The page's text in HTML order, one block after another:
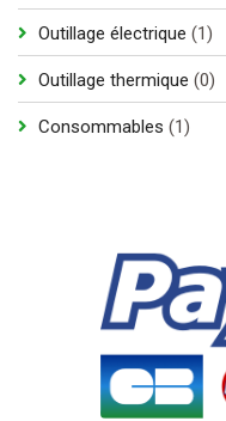
Outillage électrique 11
Outillage thermique 00
Consommables 11